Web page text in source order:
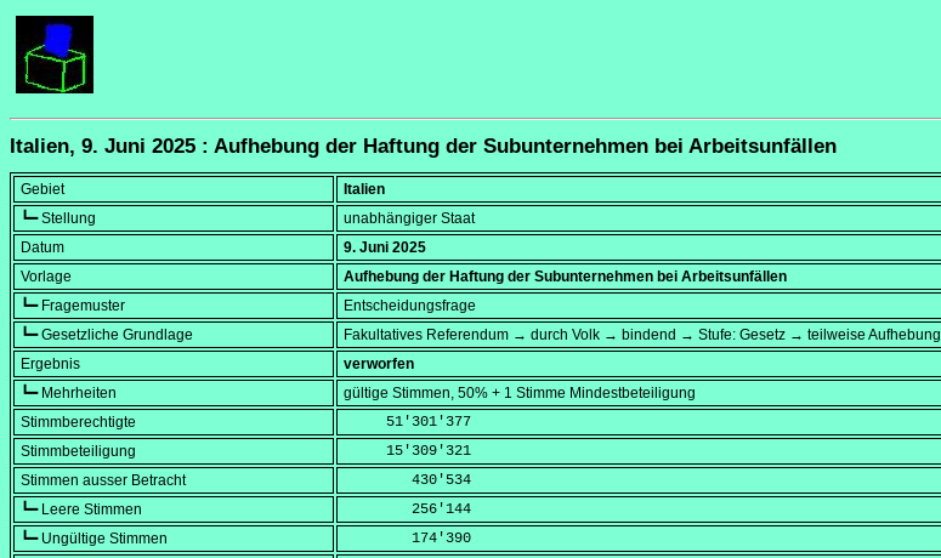
Italien, 9. Juni 2025 : Aufhebung der Haftung der Subunternehmen bei Arbeitsunfällen
Gebiet
Italien
┗━ Stellung
unabhängiger Staat
Datum
9. Juni 2025
Vorlage
Aufhebung der Haftung der Subunternehmen bei Arbeitsunfällen
┗━ Fragemuster
Entscheidungsfrage
┗━ Gesetzliche Grundlage
Fakultatives Referendum → durch Volk → bindend → Stufe: Gesetz → teilweise Aufhebung
Ergebnis
verworfen
┗━ Mehrheiten
gültige Stimmen, 50% + 1 Stimme Mindestbeteiligung
Stimmberechtigte
     51'301'377
Stimmbeteiligung
     15'309'321
Stimmen ausser Betracht
        430'534
┗━ Leere Stimmen
        256'144
┗━ Ungültige Stimmen
        174'390